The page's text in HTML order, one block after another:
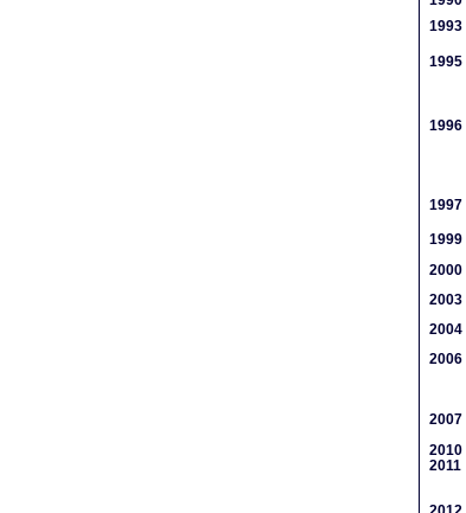
1993
1995
1996
1997
1999
2000
2003
2004
2006
2007
2010
2011